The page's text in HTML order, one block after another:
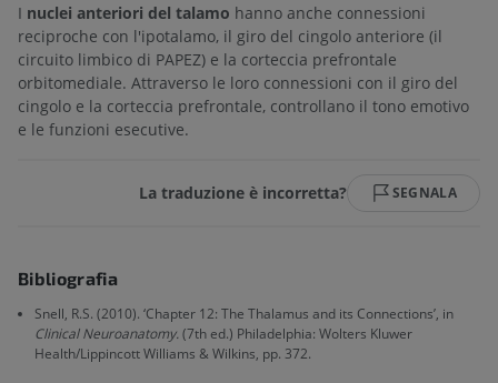
I nuclei anteriori del talamo hanno anche connessioni
reciproche con l'ipotalamo, il giro del cingolo anteriore (il
circuito limbico di PAPEZ) e la corteccia prefrontale
orbitomediale. Attraverso le loro connessioni con il giro del
cingolo e la corteccia prefrontale, controllano il tono emotivo
e le funzioni esecutive.
La traduzione è incorretta? SEGNALA
Bibliografia
Snell, R.S. (2010). ‘Chapter 12: The Thalamus and its Connections’, in
Clinical Neuroanatomy.(7th ed.) Philadelphia: Wolters Kluwer
Health/Lippincott Williams & Wilkins, pp. 372.